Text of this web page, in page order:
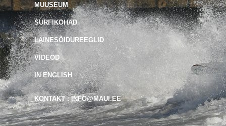
MUUSEUM
SURFIKOHAD
LAINESÕIDUREEGLID
VIDEOD
IN ENGLISH
KONTAKT : INFO@MAUI.EE